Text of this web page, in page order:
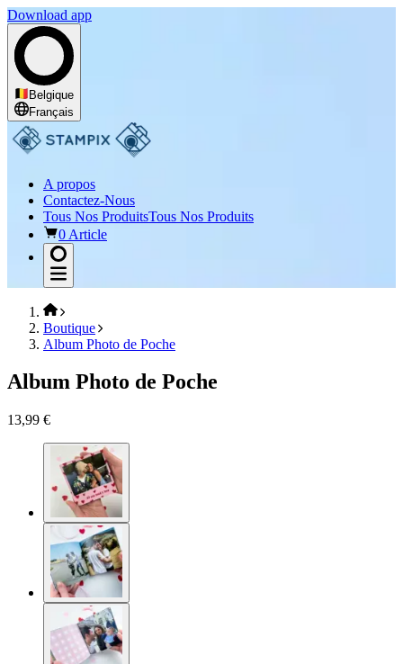
Download app
Belgique
Français
A propos
Contactez-Nous
Tous Nos ProduitsTous Nos Produits
0 Article
Boutique
Album Photo de Poche
Album Photo de Poche
13,99 €